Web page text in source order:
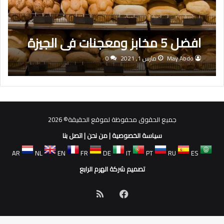
افضل 5 مخابز ومعجنات فى الجيزة
May Abdo مارس 1, 2021 0
جميع الحقوق محفوظة لموقع الحقيقة© 2026
سياسة الخصوصية|من نحن|اتصل بنا
AR
NL EN FR DE IT PT RU
ES
تصميم شركة الهرم الرابع
فيسبوك
الموقع